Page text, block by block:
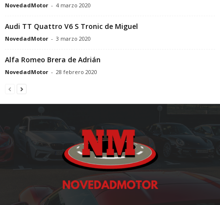
NovedadMotor - 4 marzo 2020
Audi TT Quattro V6 S Tronic de Miguel
NovedadMotor - 3 marzo 2020
Alfa Romeo Brera de Adrián
NovedadMotor - 28 febrero 2020